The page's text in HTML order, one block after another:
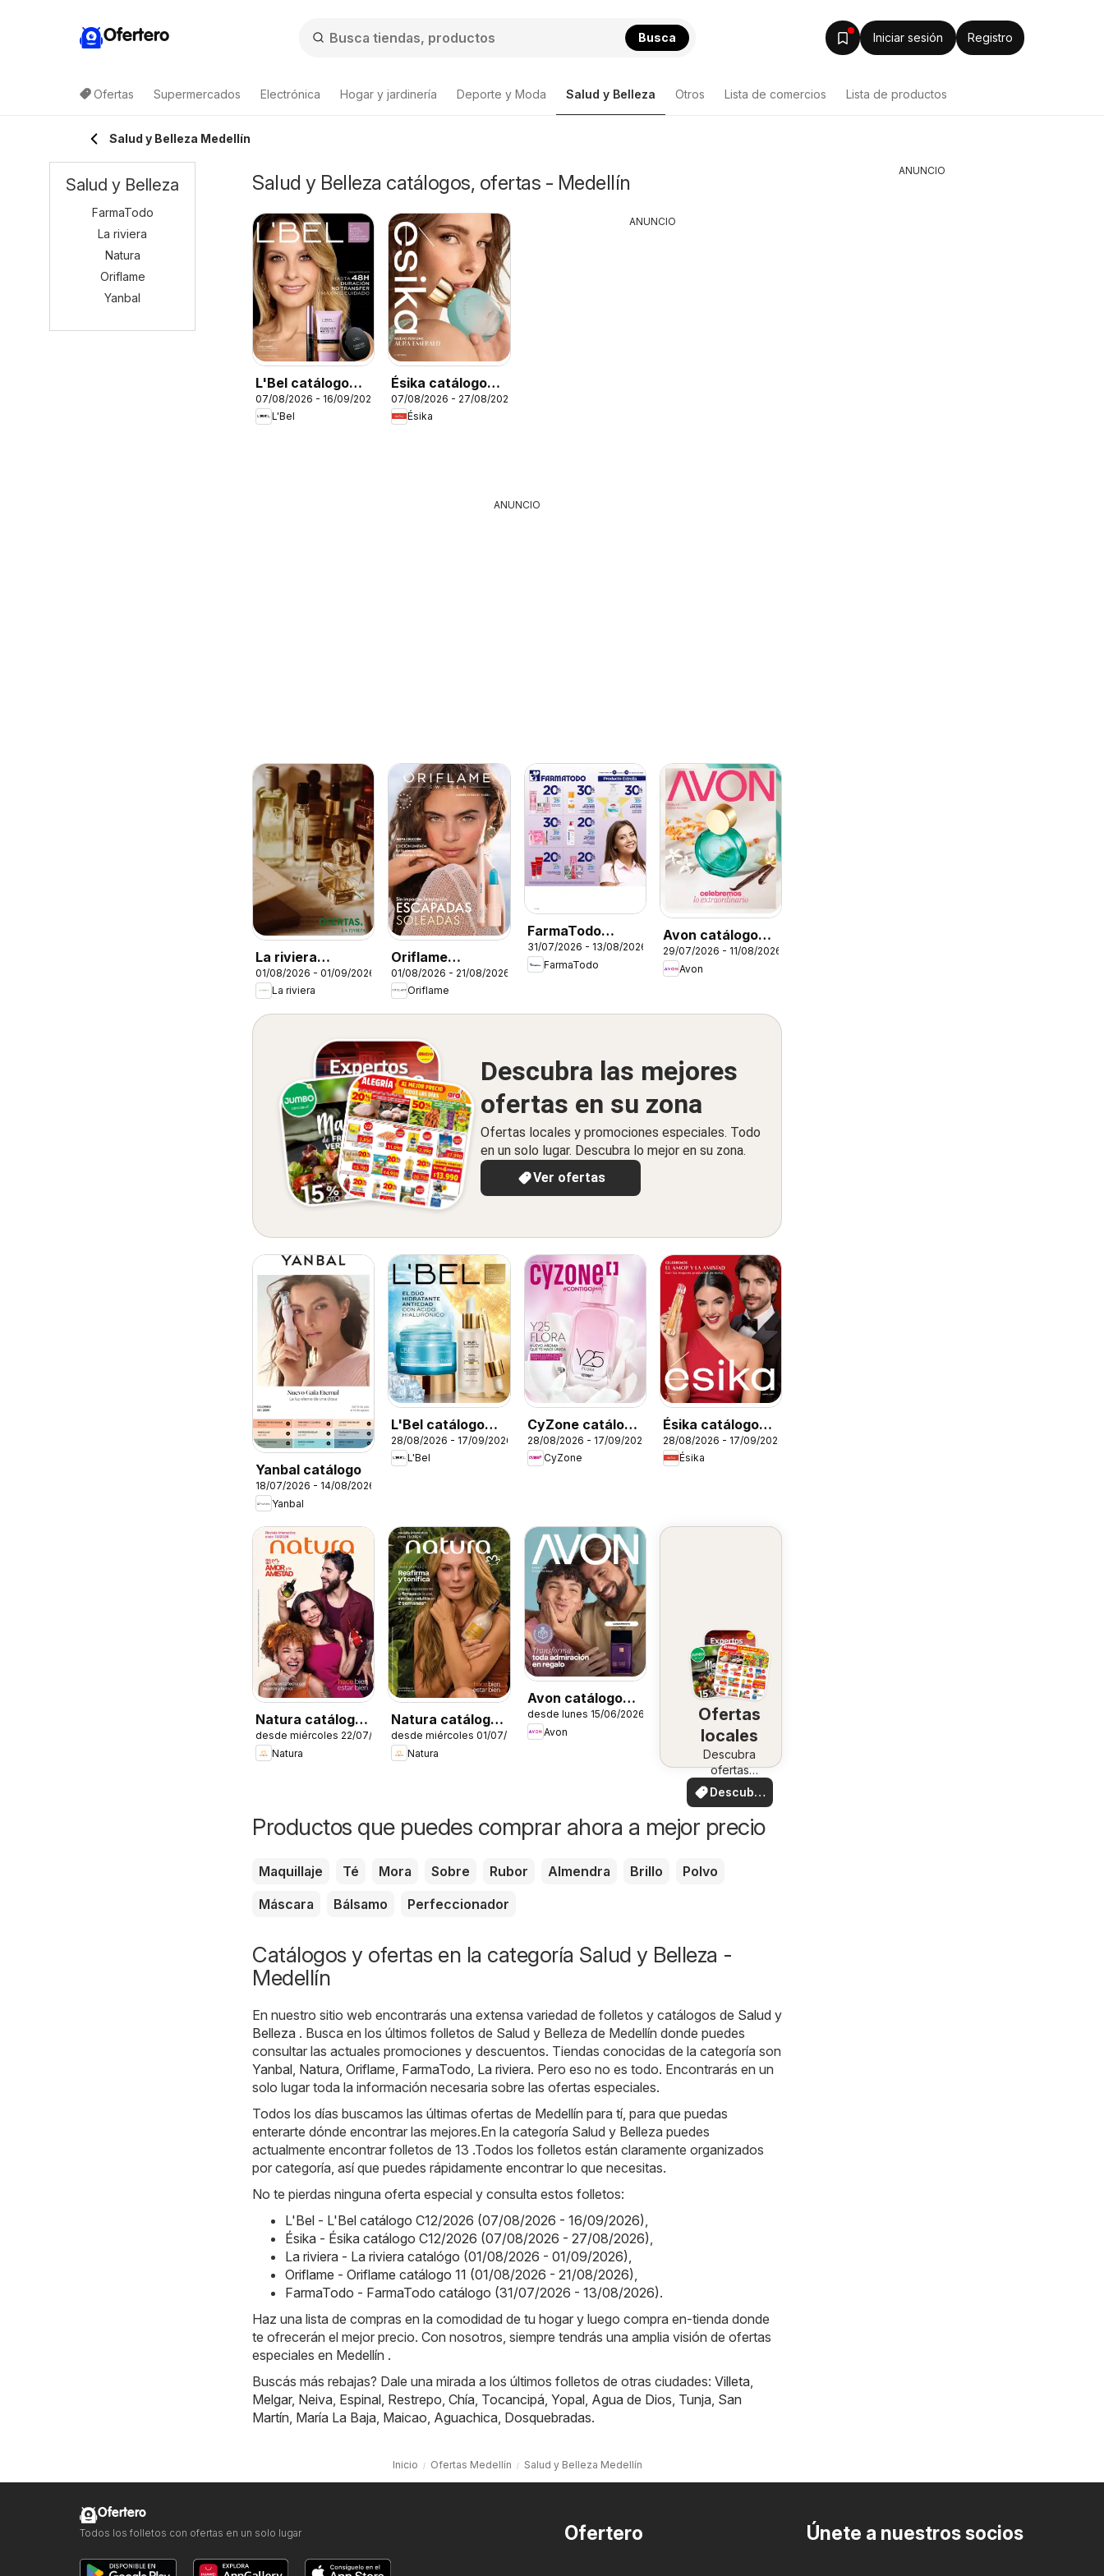
Ofertero Busca Iniciar sesión Registro
Ofertas Supermercados Electrónica Hogar y jardinería Deporte y Moda Salud y Belleza Otros Lista de comercios Lista de productos
Salud y Belleza Medellín
Salud y Belleza catálogos, ofertas - Medellín
L'Bel catálogo
C12/2026
07/08/2026 - 16/09/2026
L'Bel
Ésika catálogo
C12/2026
07/08/2026 - 27/08/2026
Ésika
ANUNCIO
ANUNCIO
La riviera
catalógo
01/08/2026 - 01/09/2026
La riviera
Oriflame
catálogo 11
01/08/2026 - 21/08/2026
Oriflame
FarmaTodo
catálogo
31/07/2026 - 13/08/2026
FarmaTodo
Avon catálogo
ciclo 12
29/07/2026 - 11/08/2026
Avon
Descubra las mejores
ofertas en su zona
Ofertas locales y promociones especiales. Todo
en un solo lugar. Descubra lo mejor en su zona.
Ver ofertas
Yanbal catálogo
18/07/2026 - 14/08/2026
Yanbal
L'Bel catálogo
C13
28/08/2026 - 17/09/2026
L'Bel
CyZone catálogo
C13
28/08/2026 - 17/09/2026
CyZone
Ésika catálogo
C13
28/08/2026 - 17/09/2026
Ésika
Natura catálogo
ciclo 12
desde miércoles 22/07/2026
Natura
Natura catálogo
Ciclo 11
desde miércoles 01/07/2026
Natura
Avon catálogo
Ciclo 8
desde lunes 15/06/2026
Avon
Ofertas
locales
Descubra
ofertas
especiales
Descubre
ofertas
Productos que puedes comprar ahora a mejor precio
Maquillaje Té Mora Sobre Rubor Almendra Brillo
Polvo
Máscara
Bálsamo Perfeccionador
Catálogos y ofertas en la categoría Salud y Belleza -
Medellín
En nuestro sitio web encontrarás una extensa variedad de folletos y catálogos de Salud y
Belleza . Busca en los últimos folletos de Salud y Belleza de Medellín donde puedes
consultar las actuales promociones y descuentos. Tiendas conocidas de la categoría son
Yanbal, Natura, Oriflame, FarmaTodo, La riviera. Pero eso no es todo. Encontrarás en un
solo lugar toda la información necesaria sobre las ofertas especiales.
Todos los días buscamos las últimas ofertas de Medellín para tí, para que puedas
enterarte dónde encontrar las mejores.En la categoría Salud y Belleza puedes
actualmente encontrar folletos de 13 .Todos los folletos están claramente organizados
por categoría, así que puedes rápidamente encontrar lo que necesitas.
No te pierdas ninguna oferta especial y consulta estos folletos:
L'Bel - L'Bel catálogo C12/2026 (07/08/2026 - 16/09/2026),
Ésika - Ésika catálogo C12/2026 (07/08/2026 - 27/08/2026),
La riviera - La riviera catalógo (01/08/2026 - 01/09/2026),
Oriflame - Oriflame catálogo 11 (01/08/2026 - 21/08/2026),
FarmaTodo - FarmaTodo catálogo (31/07/2026 - 13/08/2026).
Haz una lista de compras en la comodidad de tu hogar y luego compra en-tienda donde
te ofrecerán el mejor precio. Con nosotros, siempre tendrás una amplia visión de ofertas
especiales en Medellín .
Buscás más rebajas? Dale una mirada a los últimos folletos de otras ciudades: Villeta,
Melgar, Neiva, Espinal, Restrepo, Chía, Tocancipá, Yopal, Agua de Dios, Tunja, San
Martín, María La Baja, Maicao, Aguachica, Dosquebradas.
Inicio Ofertas Medellín Salud y Belleza Medellín
Salud y Belleza
FarmaTodo
La riviera
Natura
Oriflame
Yanbal
ANUNCIO
Ofertero Únete a nuestros socios
Ofertero
Todos los folletos con ofertas en un solo lugar